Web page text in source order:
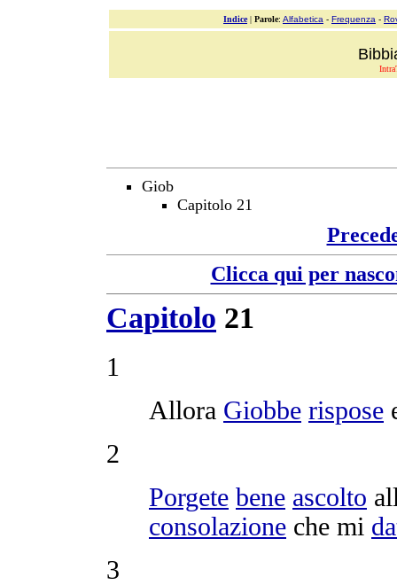
Indice| Parole: Alfabetica - Frequenza -
Giob
Capitolo 21
Clicca qui per
Capitolo 21
1
Allora Giobbe rispose
2
Porgete bene ascolto
consolazione che mi
3